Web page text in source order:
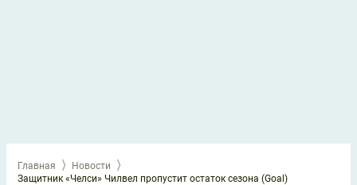
Главная
Новости
Защитник «Челси» Чилвел пропустит остаток сезона (Goal)